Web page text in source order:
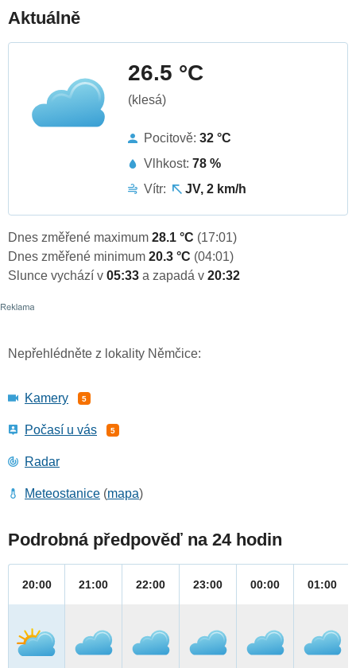
Aktuálně
26.5 °C
(klesá)
Pocitově: 32 °C
Vlhkost: 78 %
Vítr:
JV, 2 km/h
Dnes změřené maximum 28.1 °C (17:01)
Dnes změřené minimum 20.3 °C (04:01)
Slunce vychází v 05:33 a zapadá v 20:32
Nepřehlédněte z lokality Němčice:
Kamery 5
Počasí u vás 5
Radar
Meteostanice (mapa)
Podrobná předpověď na 24 hodin
20:00 21:00 22:00 23:00 00:00 01:00